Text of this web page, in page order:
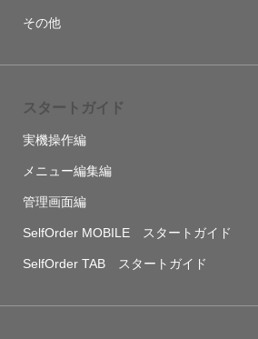
その他
スタートガイド
実機操作編
メニュー編集編
管理画面編
SelfOrder MOBILE スタートガイド
SelfOrder TAB スタートガイド